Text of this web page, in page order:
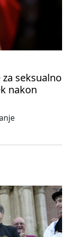
seksualno
nakon